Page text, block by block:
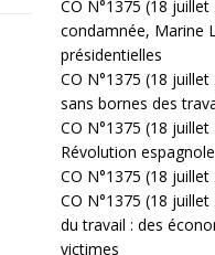
CO N°1375 (18
condamnée, Marine
présidentielles
CO N°1375 (18
sans bornes des
CO N°1375 (18
Révolution
CO N°1375 (18
CO N°1375 (18
du travail : des
victimes